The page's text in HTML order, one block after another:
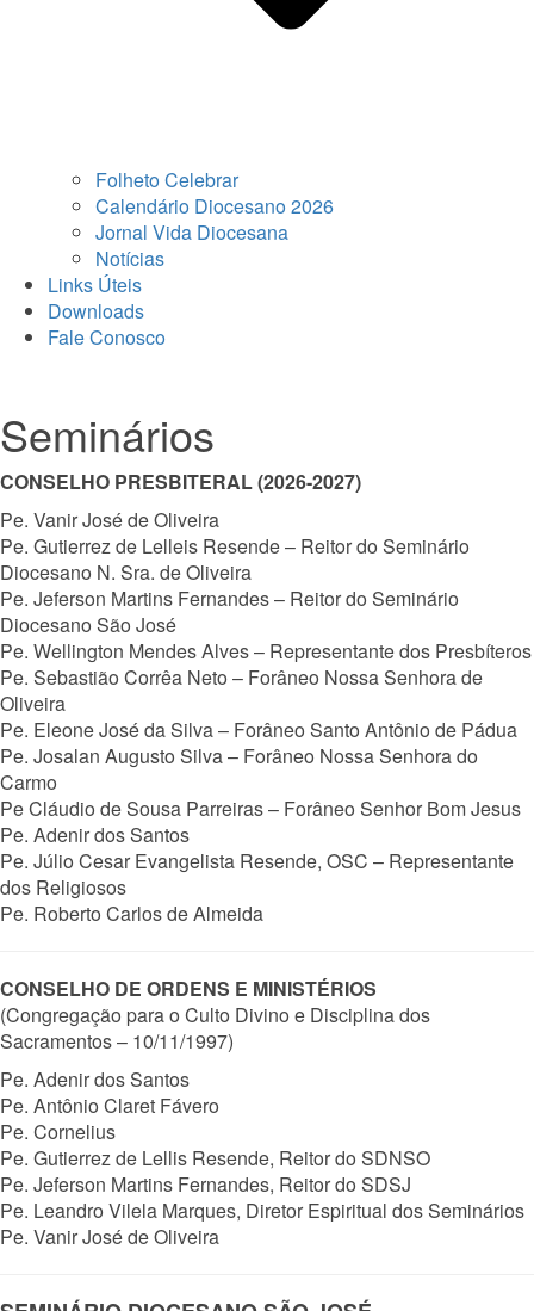
Folheto Celebrar
Calendário Diocesano 2026
Jornal Vida Diocesana
Notícias
Links Úteis
Downloads
Fale Conosco
Seminários
CONSELHO PRESBITERAL (2026-2027)
Pe. Vanir José de Oliveira
Pe. Gutierrez de Lelleis Resende – Reitor do Seminário
Diocesano N. Sra. de Oliveira
Pe. Jeferson Martins Fernandes – Reitor do Seminário
Diocesano São José
Pe. Wellington Mendes Alves – Representante dos Presbíteros
Pe. Sebastião Corrêa Neto – Forâneo Nossa Senhora de
Oliveira
Pe. Eleone José da Silva – Forâneo Santo Antônio de Pádua
Pe. Josalan Augusto Silva – Forâneo Nossa Senhora do
Carmo
Pe Cláudio de Sousa Parreiras – Forâneo Senhor Bom Jesus
Pe. Adenir dos Santos
Pe. Júlio Cesar Evangelista Resende, OSC – Representante
dos Religiosos
Pe. Roberto Carlos de Almeida
CONSELHO DE ORDENS E MINISTÉRIOS
(Congregação para o Culto Divino e Disciplina dos
Sacramentos – 10/11/1997)
Pe. Adenir dos Santos
Pe. Antônio Claret Fávero
Pe. Cornelius
Pe. Gutierrez de Lellis Resende, Reitor do SDNSO
Pe. Jeferson Martins Fernandes, Reitor do SDSJ
Pe. Leandro Vilela Marques, Diretor Espiritual dos Seminários
Pe. Vanir José de Oliveira